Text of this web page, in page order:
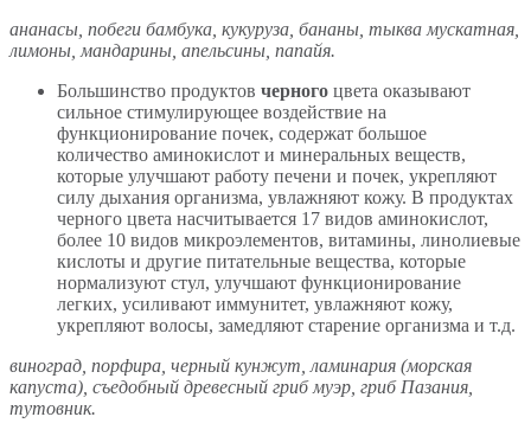
ананасы, побеги бамбука, кукуруза, бананы, тыква мускатная,
лимоны, мандарины, апельсины, папайя.
Большинство продуктов черного цвета оказывают
сильное стимулирующее воздействие на
функционирование почек, содержат большое
количество аминокислот и минеральных веществ,
которые улучшают работу печени и почек, укрепляют
силу дыхания организма, увлажняют кожу. В продуктах
черного цвета насчитывается 17 видов аминокислот,
более 10 видов микроэлементов, витамины, линолиевые
кислоты и другие питательные вещества, которые
нормализуют стул, улучшают функционирование
легких, усиливают иммунитет, увлажняют кожу,
укрепляют волосы, замедляют старение организма и т.д.
виноград, порфира, черный кунжут, ламинария (морская
капуста), съедобный древесный гриб муэр, гриб Пазания,
тутовник.